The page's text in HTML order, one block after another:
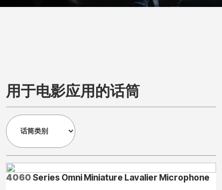
用于电影应用的话筒
4060Series Omni Miniature Lavalier Microphone